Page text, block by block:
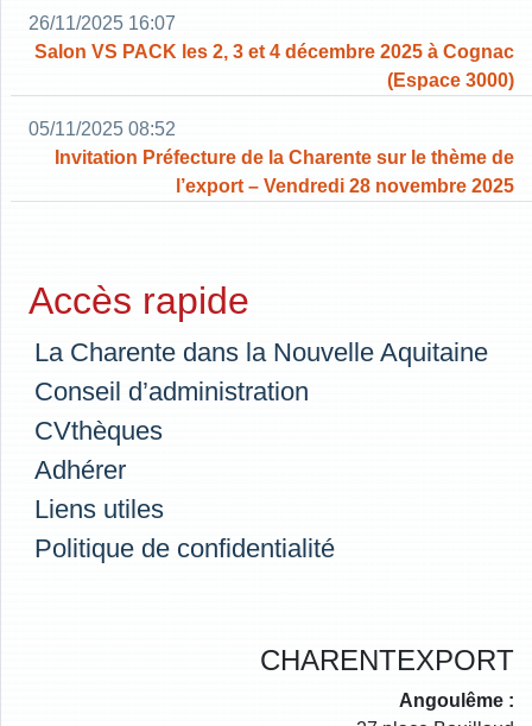
26/11/2025 16:07
Salon VS PACK les 2, 3 et 4 décembre 2025 à Cognac
(Espace 3000)
05/11/2025 08:52
Invitation Préfecture de la Charente sur le thème de
l’export – Vendredi 28 novembre 2025
Accès rapide
La Charente dans la Nouvelle Aquitaine
Conseil d’administration
CVthèques
Adhérer
Liens utiles
Politique de confidentialité
CHARENTEXPORT
Angoulême :